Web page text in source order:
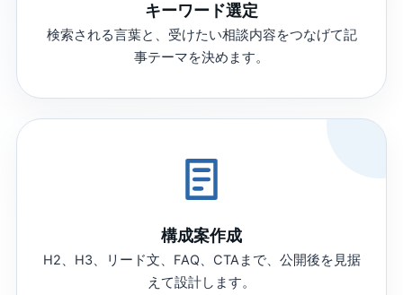
キーワード選定
検索される言葉と、受けたい相談内容をつなげて記
事テーマを決めます。
構成案作成
H2、H3、リード文、FAQ、CTAまで、公開後を見据
えて設計します。